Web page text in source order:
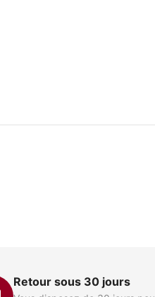
Retour sous 30 jours